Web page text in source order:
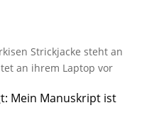
Mein Manuskript ist